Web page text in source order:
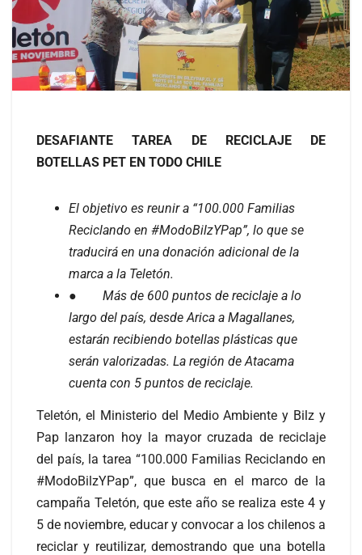
DESAFIANTE TAREA DE RECICLAJE DE
BOTELLAS PET EN TODO CHILE
El objetivo es reunir a “100.000 Familias
Reciclando en #ModoBilzYPap”, lo que se
traducirá en una donación adicional de la
marca a la Teletón.
● Más de 600 puntos de reciclaje a lo
largo del país, desde Arica a Magallanes,
estarán recibiendo botellas plásticas que
serán valorizadas. La región de Atacama
cuenta con 5 puntos de reciclaje.
Teletón, el Ministerio del Medio Ambiente y Bilz y
Pap lanzaron hoy la mayor cruzada de reciclaje
del país, la tarea “100.000 Familias Reciclando en
#ModoBilzYPap”, que busca en el marco de la
campaña Teletón, que este año se realiza este 4 y
5 de noviembre, educar y convocar a los chilenos a
reciclar y reutilizar, demostrando que una botella